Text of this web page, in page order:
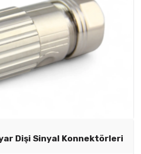
Dişi Sinyal Konnektörleri